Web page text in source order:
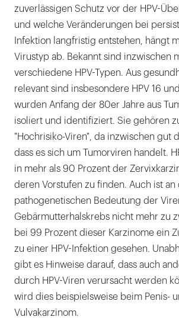
zuverlässigen Schutz vor der HPV-
und welche Veränderungen bei
Infektion langfristig entstehen, hängt
Virustyp ab. Bekannt sind inzwischen
verschiedene HPV-Typen. Aus
relevant sind insbesondere HPV 16
wurden Anfang der 80er Jahre aus
isoliert und identifiziert. Sie gehören
"Hochrisiko-Viren", da inzwischen gut
dass es sich um Tumorviren handelt.
in mehr als 90 Prozent der
deren Vorstufen zu finden. Auch ist an
pathogenetischen Bedeutung der
Gebärmutterhalskrebs nicht mehr zu
bei 99 Prozent dieser Karzinome ein
zu einer HPV-Infektion gesehen.
gibt es Hinweise darauf, dass auch
durch HPV-Viren verursacht werden
wird dies beispielsweise beim Penis-
Vulvakarzinom.